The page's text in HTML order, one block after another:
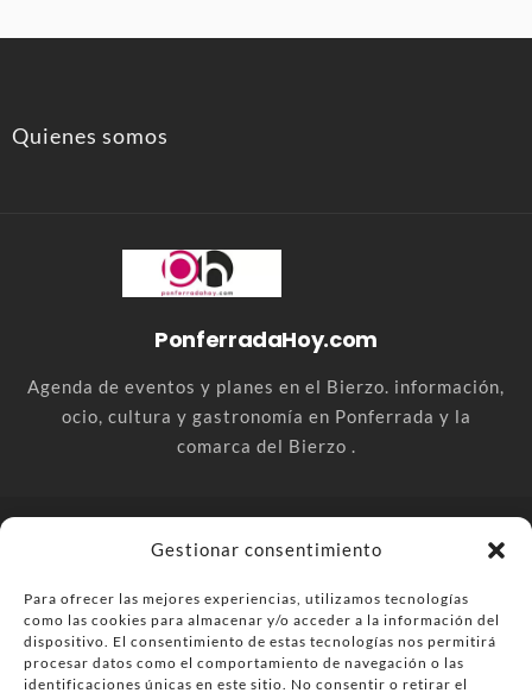
Gestionar consentimiento
Para ofrecer las mejores experiencias, utilizamos tecnologías
como las cookies para almacenar y/o acceder a la información del
dispositivo. El consentimiento de estas tecnologías nos permitirá
procesar datos como el comportamiento de navegación o las
identificaciones únicas en este sitio. No consentir o retirar el
Quienes somos
PonferradaHoy.com
Agenda de eventos y planes en el Bierzo. información,
ocio, cultura y gastronomía en Ponferrada y la
comarca del Bierzo .
comarca del Bierzo
Anúnciate
Más información sobre las cookies
Envía tu negocio
Contacta Política de privacidad